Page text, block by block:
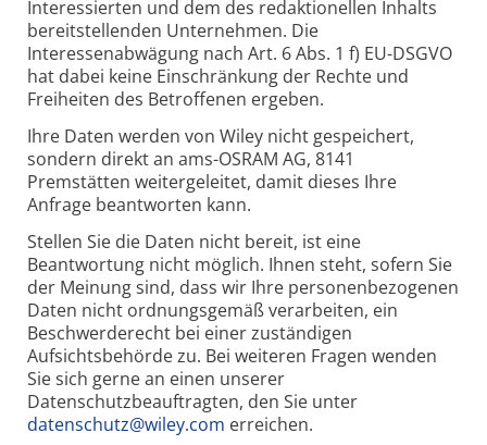
Interessierten und dem des redaktionellen Inhalts
bereitstellenden Unternehmen. Die
Interessenabwägung nach Art. 6 Abs. 1 f) EU-DSGVO
hat dabei keine Einschränkung der Rechte und
Freiheiten des Betroffenen ergeben.
Ihre Daten werden von Wiley nicht gespeichert,
sondern direkt an ams-OSRAM AG, 8141
Premstätten weitergeleitet, damit dieses Ihre
Anfrage beantworten kann.
Stellen Sie die Daten nicht bereit, ist eine
Beantwortung nicht möglich. Ihnen steht, sofern Sie
der Meinung sind, dass wir Ihre personenbezogenen
Daten nicht ordnungsgemäß verarbeiten, ein
Beschwerderecht bei einer zuständigen
Aufsichtsbehörde zu. Bei weiteren Fragen wenden
Sie sich gerne an einen unserer
Datenschutzbeauftragten, den Sie unter
datenschutz@wiley.com erreichen.